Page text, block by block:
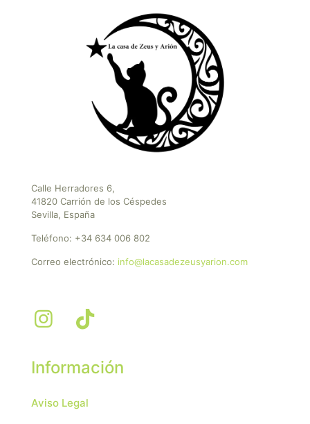
Calle Herradores 6,
41820 Carrión de los Céspedes
Sevilla, España
Teléfono: +34 634 006 802
Correo electrónico: info@lacasadezeusyarion.com
Información
Aviso Legal